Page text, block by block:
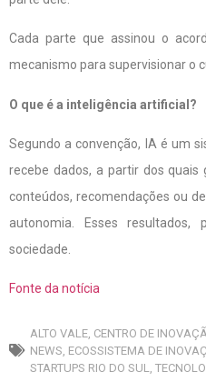
Cada parte que assinou o
mecanismo para supervisionar o
O que é a inteligência artificial?
Segundo a convenção, IA é um
recebe dados, a partir dos quais
conteúdos, recomendações ou
autonomia. Esses
sociedade.
Fonte da notícia
ALTO VALE CENTRO DE
NEWS ECOSSISTEMA DE
STARTUPS RIO DO SUL